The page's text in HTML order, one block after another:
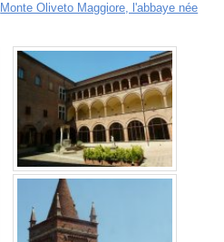
Monte Oliveto Maggiore, l'abbaye née